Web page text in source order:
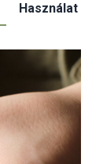
Használat